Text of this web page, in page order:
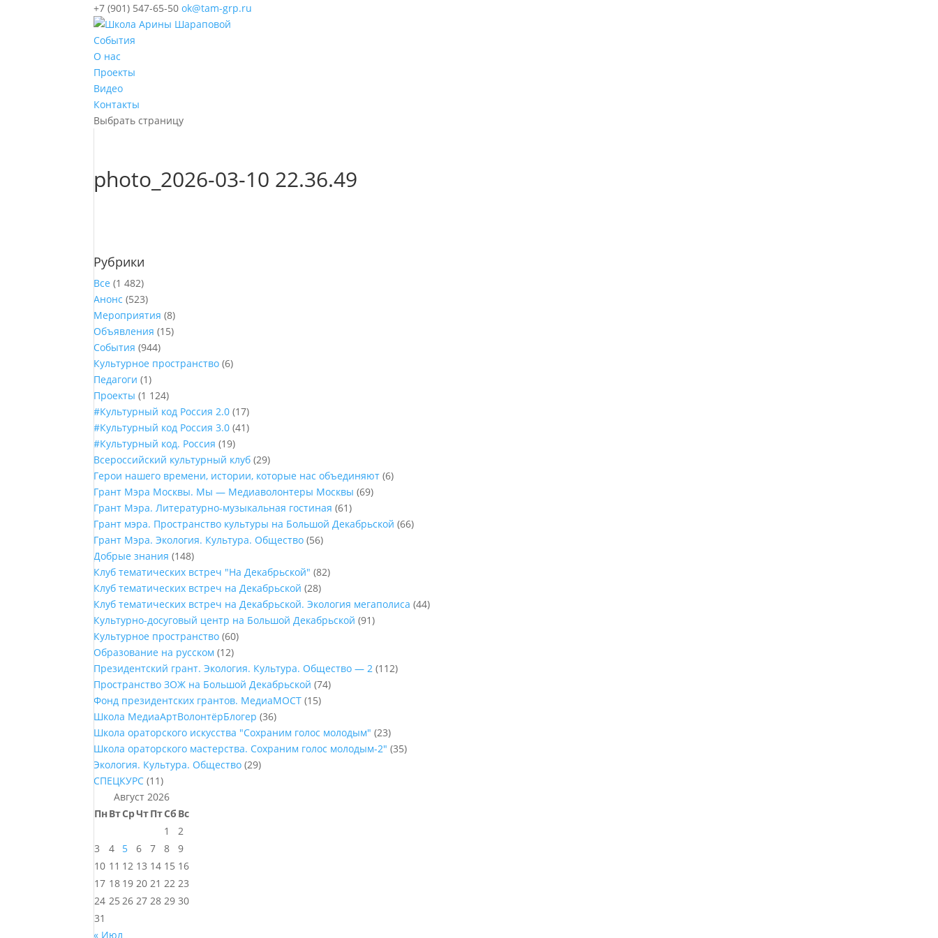
+7 (901) 547-65-50 ok@tam-grp.ru
События
О нас
Проекты
Видео
Контакты
Выбрать страницу
photo_2026-03-10 22.36.49
Рубрики
Все (1 482)
Анонс (523)
Мероприятия (8)
Объявления (15)
События (944)
Культурное пространство (6)
Педагоги (1)
Проекты (1 124)
#Культурный код Россия 2.0 (17)
#Культурный код Россия 3.0 (41)
#Культурный код. Россия (19)
Всероссийский культурный клуб (29)
Герои нашего времени, истории, которые нас объединяют (6)
Грант Мэра Москвы. Мы — Медиаволонтеры Москвы (69)
Грант Мэра. Литературно-музыкальная гостиная (61)
Грант мэра. Пространство культуры на Большой Декабрьской (66)
Грант Мэра. Экология. Культура. Общество (56)
Добрые знания (148)
Клуб тематических встреч "На Декабрьской" (82)
Клуб тематических встреч на Декабрьской (28)
Клуб тематических встреч на Декабрьской. Экология мегаполиса (44)
Культурно-досуговый центр на Большой Декабрьской (91)
Культурное пространство (60)
Образование на русском (12)
Президентский грант. Экология. Культура. Общество — 2 (112)
Пространство ЗОЖ на Большой Декабрьской (74)
Фонд президентских грантов. МедиаМОСТ (15)
Школа МедиаАртВолонтёрБлогер (36)
Школа ораторского искусства "Сохраним голос молодым" (23)
Школа ораторского мастерства. Сохраним голос молодым-2" (35)
Экология. Культура. Общество (29)
СПЕЦКУРС (11)
Август 2026
ПнВтСрЧтПтСб Вс
1
2
3
4 5 6 7 8
9
10 11 12 13 14 15 16
17 18 19 20 21 22 23
24 25 26 27 28 29 30
31
« Июл